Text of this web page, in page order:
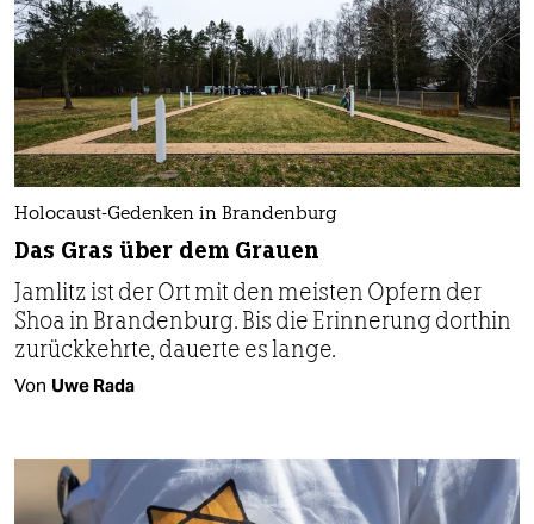
Holocaust-Gedenken in Brandenburg
Das Gras über dem Grauen
Jamlitz ist der Ort mit den meisten Opfern der
Shoa in Brandenburg. Bis die Erinnerung dorthin
zurückkehrte, dauerte es lange.
Von Uwe Rada